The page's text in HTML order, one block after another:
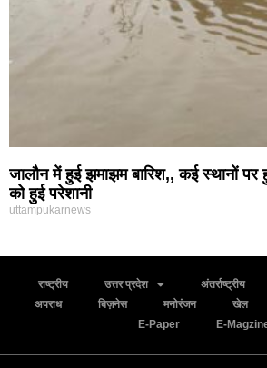
जालौन में हुई झमाझम बारिश,, कई स्थानों
को हुई परेशानी
uttampukarnews
राष्ट्रीय उत्तर प्रदेश अंतर्राष्ट्रीय
अपराध
बिज़नेस मनोरंजन खेल
E-Paper
E-